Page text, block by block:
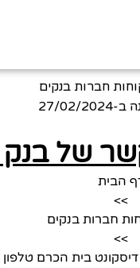
חברות בנקים
ב-27/02/2024
של
הבית
>>
חברות בנקים
>>
בית הכרם טלפון